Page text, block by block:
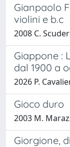
Gianpaolo
violini e b.c
2008 C.
Giappone :
dal 1900 a
2026 P.
Gioco duro
2003 M.
Giorgione,